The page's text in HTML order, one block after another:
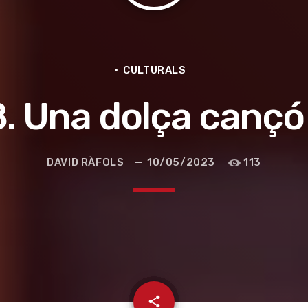
CULTURALS
Una dolça
DAVID RÀFOLS 10/05/2023 113
share
email